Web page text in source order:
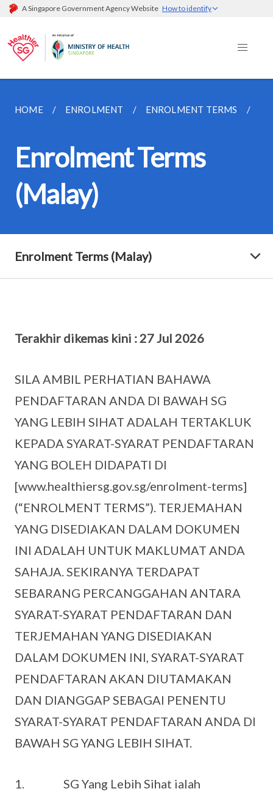
A Singapore Government Agency Website How to identify
HOME ENROLMENT ENROLMENT TERMS
Enrolment Terms
(Malay)
Enrolment Terms (Malay)
Terakhir dikemas kini : 27 Jul 2026
SILA AMBIL PERHATIAN BAHAWA
PENDAFTARAN ANDA DI BAWAH SG
YANG LEBIH SIHAT ADALAH TERTAKLUK
KEPADA SYARAT-SYARAT PENDAFTARAN
YANG BOLEH DIDAPATI DI
[www.healthiersg.gov.sg/enrolment-terms]
(“ENROLMENT TERMS”). TERJEMAHAN
YANG DISEDIAKAN DALAM DOKUMEN
INI ADALAH UNTUK MAKLUMAT ANDA
SAHAJA. SEKIRANYA TERDAPAT
SEBARANG PERCANGGAHAN ANTARA
SYARAT-SYARAT PENDAFTARAN DAN
TERJEMAHAN YANG DISEDIAKAN
DALAM DOKUMEN INI, SYARAT-SYARAT
PENDAFTARAN AKAN DIUTAMAKAN
DAN DIANGGAP SEBAGAI PENENTU
SYARAT-SYARAT PENDAFTARAN ANDA DI
BAWAH SG YANG LEBIH SIHAT.
1. SG Yang Lebih Sihat ialah